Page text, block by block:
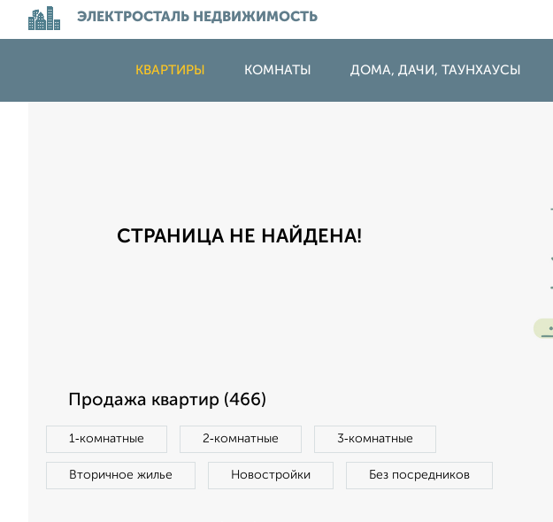
ЭЛЕКТРОСТАЛЬ НЕДВИЖИМОСТЬ
КВАРТИРЫ КОМНАТЫ ДОМА, ДАЧИ, ТАУНХАУСЫ
СТРАНИЦА НЕ НАЙДЕНА!
Продажа квартир (466)
1‑комнатные 2‑комнатные 3‑комнатные
Вторичное жилье Новостройки Без посредников